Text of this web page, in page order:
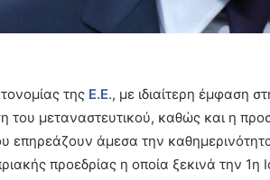
της Ε.Ε., με ιδιαίτερη έμφαση
του μεταναστευτικού, καθώς και η
επηρεάζουν άμεσα την
προεδρίας η οποία ξεκινά την 1η